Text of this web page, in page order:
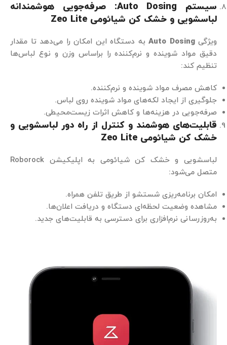
سیستم
صرفه‌جویی هوشمندانه
لباسشویی و خشک کن شیائومی
ویژگیAuto Dosing به دستگاه این امکان را می‌دهد تا مقدار
دقیق مواد شوینده و نرم‌کننده را براساس وزن و نوع لباس‌ها
تنظیم کند:
کاهش مصرف مواد شوینده و نرم‌کننده.
جلوگیری از ایجاد لکه‌های مواد شوینده روی لباس.
صرفه‌جویی در هزینه‌ها و کاهش اثرات زیست‌محیطی.
قابلیت‌های هوشمند و کنترل از راه دور لباسشویی و
خشک کن شیائومی
لباسشویی و خشک کن شیائومی به اپلیکیشن Roborock
متصل می‌شود:
امکان برنامه‌ریزی شستشو از طریق تلفن همراه.
مشاهده وضعیت لحظه‌ای دستگاه و دریافت اعلان‌ها.
به‌روزرسانی نرم‌افزاری برای دسترسی به قابلیت‌های جدید.